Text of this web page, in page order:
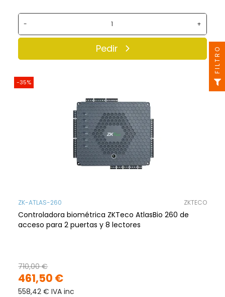
- +
Pedir
-35%
ZK-ATLAS-260 ZKTECO
Controladora biométrica ZKTeco AtlasBio 260 de
acceso para 2 puertas y 8 lectores
461,50 €
710,00 €
558,42 € IVA inc
FILTRO